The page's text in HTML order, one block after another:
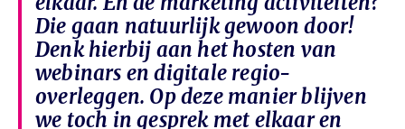
Die gaan natuurlijk gewoon door!
Denk hierbij aan het hosten van
webinars en digitale regio-
overleggen. Op deze manier blijven
we toch in gesprek met elkaar en